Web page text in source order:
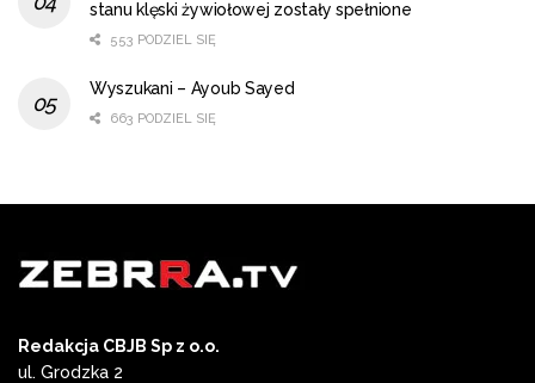
stanu klęski żywiołowej zostały spełnione
553 PODZIEL SIĘ
Wyszukani – Ayoub Sayed
663 PODZIEL SIĘ
Redakcja CBJB Sp z o.o.
ul. Grodzka 2